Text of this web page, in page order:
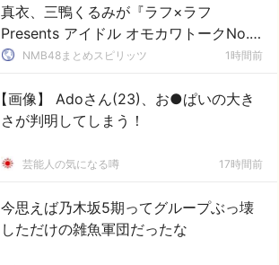
真衣、三鴨くるみが『ラフ×ラフ
Presents アイドル オモカワトークNo.1
決定戦 』に出演
NMB48まとめスピリッツ 1時間前
【画像】 Adoさん(23)、お●ぱいの大き
さが判明してしまう！
芸能人の気になる噂 17時間前
今思えば乃木坂5期ってグループぶっ壊
しただけの雑魚軍団だったな